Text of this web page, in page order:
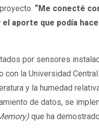
“Me conecté
aporte que podía
por sensores
la Universidad
y la humedad
de datos, se
que ha